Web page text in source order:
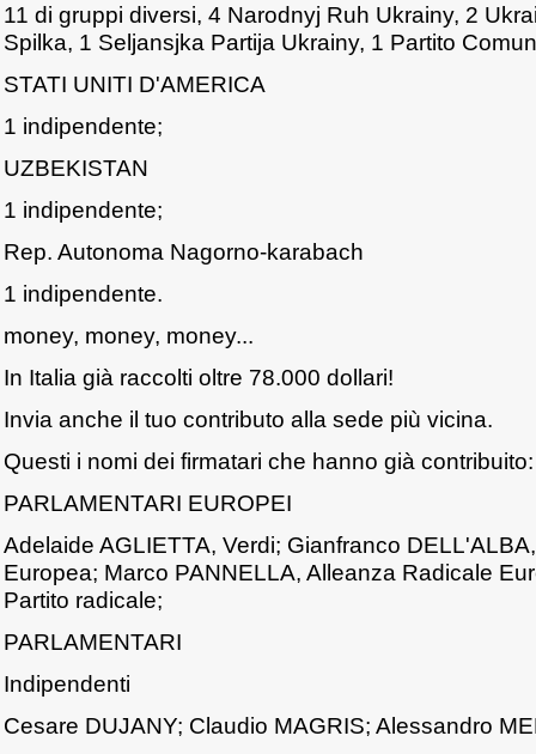
11 di gruppi diversi, 4 Narodnyj Ruh Ukrainy, 2
Spilka, 1 Seljansjka Partija Ukrainy, 1 Partito
STATI UNITI D'AMERICA
1 indipendente;
UZBEKISTAN
1 indipendente;
Rep. Autonoma Nagorno-karabach
1 indipendente.
money, money, money...
In Italia già raccolti oltre 78.000 dollari!
Invia anche il tuo contributo alla sede più vicina.
Questi i nomi dei firmatari che hanno già contribuito:
PARLAMENTARI EUROPEI
Adelaide AGLIETTA, Verdi; Gianfranco
Europea; Marco PANNELLA, Alleanza Radicale
Partito radicale;
PARLAMENTARI
Indipendenti
Cesare DUJANY; Claudio MAGRIS; Alessandro